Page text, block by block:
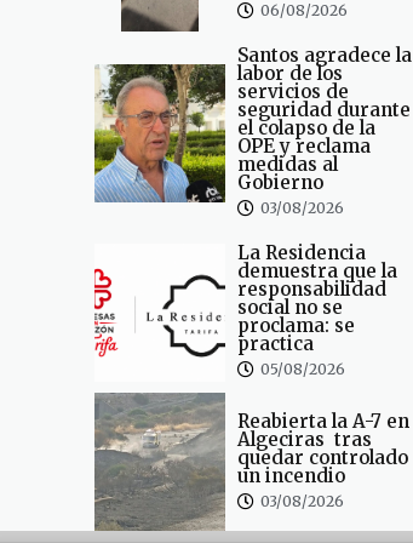
06/08/2026
Santos agradece la
labor de los
servicios de
seguridad durante
el colapso de la
OPE y reclama
medidas al
Gobierno
03/08/2026
La Residencia
demuestra que la
responsabilidad
social no se
proclama: se
practica
05/08/2026
Reabierta la A-7 en
Algeciras tras
quedar controlado
un incendio
03/08/2026